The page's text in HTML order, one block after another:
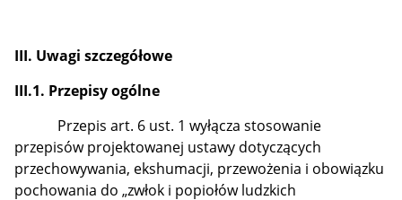
III. Uwagi szczegółowe
III.1. Przepisy ogólne
Przepis art. 6 ust. 1 wyłącza stosowanie
przepisów projektowanej ustawy dotyczących
przechowywania, ekshumacji, przewożenia i obowiązku
pochowania do „zwłok i popiołów ludzkich